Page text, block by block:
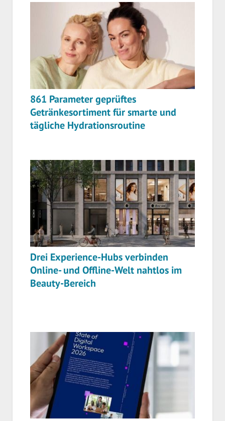
861 Parameter geprüftes
Getränkesortiment für smarte und
tägliche Hydrationsroutine
Drei Experience-Hubs verbinden
Online- und Offline-Welt nahtlos im
Beauty-Bereich